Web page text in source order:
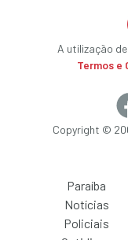
A utilização
Termos e
Copyright ©
Paraíba
Notícias
Policiais